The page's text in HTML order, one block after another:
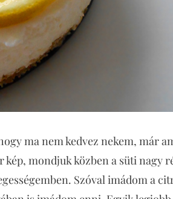
ma nem kedvez nekem, már
kép, mondjuk közben a süti nagy
Szóval imádom a